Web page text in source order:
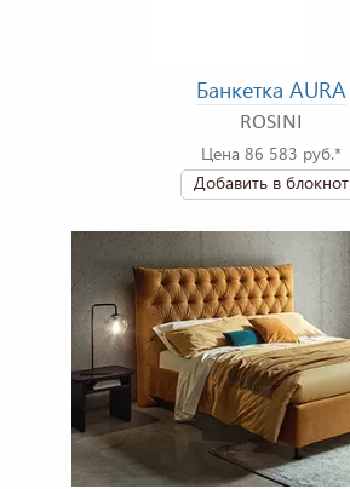
Банкетка AURA
ROSINI
Цена 86 583 руб.*
Добавить в блокнот